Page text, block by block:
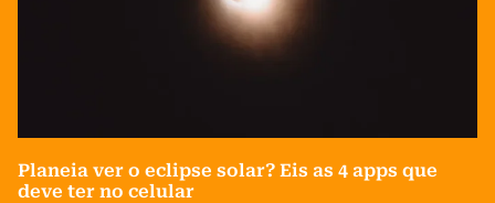
Planeia ver o eclipse solar? Eis as 4 apps que
deve ter no celular